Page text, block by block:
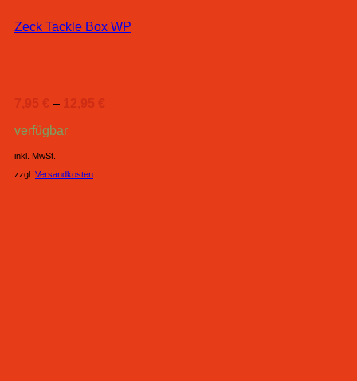
Zeck Tackle Box WP
7,95 € – 12,95 €
verfügbar
inkl. MwSt.
zzgl. Versandkosten